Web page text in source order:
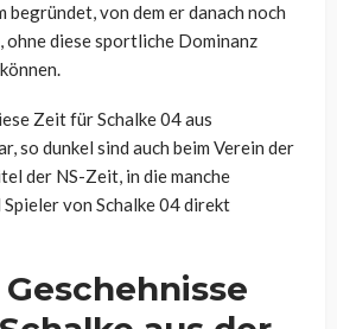
begründet, von dem er danach noch
ohne diese sportliche Dominanz
Zeit für Schalke 04 aus
so dunkel sind auch beim Verein der
der NS-Zeit, in die manche
von Schalke 04 direkt